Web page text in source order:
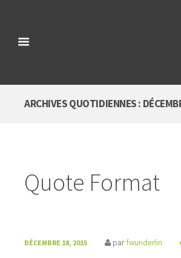
ARCHIVES QUOTIDIENNES :
Quote Format
DÉCEMBRE 18, 2015 parfwunderlin